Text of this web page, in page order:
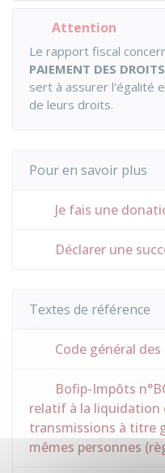
Attention
Le rapport fiscal
PAIEMENT DES
sert à assurer l'égalité
de leurs droits.
Pour en savoir plus
Je fais une
Déclarer une
Textes de référence
Code général
Bofip-Impôts
relatif à la liquidation
transmissions à titre
mêmes personnes